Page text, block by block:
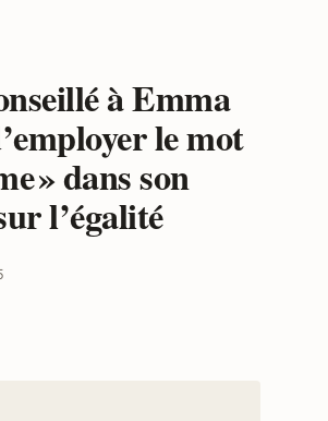
à Emma
le mot
» dans son
l’égalité